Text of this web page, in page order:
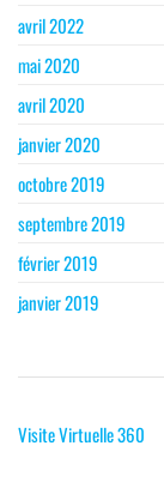
avril 2022
mai 2020
avril 2020
janvier 2020
octobre 2019
septembre 2019
février 2019
janvier 2019
Visite Virtuelle 360